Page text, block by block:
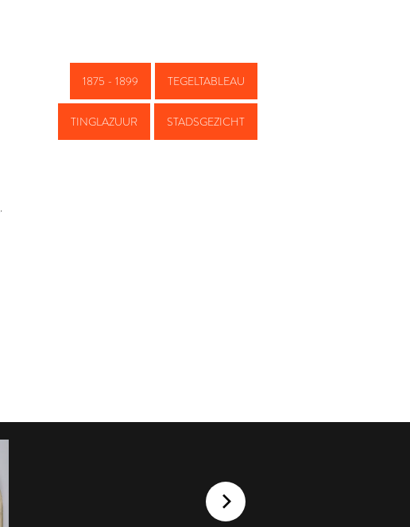
1875 - 1899 TEGELTABLEAU
TINGLAZUUR STADSGEZICHT
.